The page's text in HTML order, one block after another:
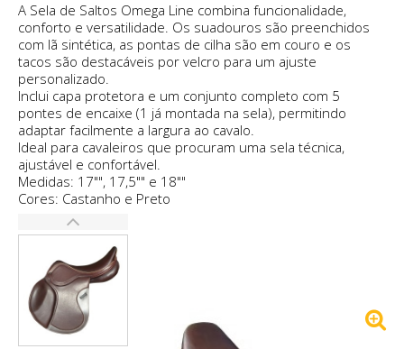
A Sela de Saltos Omega Line combina funcionalidade,
conforto e versatilidade. Os suadouros são preenchidos
com lã sintética, as pontas de cilha são em couro e os
tacos são destacáveis por velcro para um ajuste
personalizado.
Inclui capa protetora e um conjunto completo com 5
pontes de encaixe (1 já montada na sela), permitindo
adaptar facilmente a largura ao cavalo.
Ideal para cavaleiros que procuram uma sela técnica,
ajustável e confortável.
Medidas: 17"", 17,5"" e 18""
Cores: Castanho e Preto